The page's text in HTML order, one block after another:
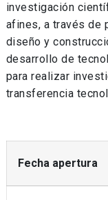
investigación
afines, a través de
diseño y
desarrollo de
para realizar
transferencia
Fecha apertura